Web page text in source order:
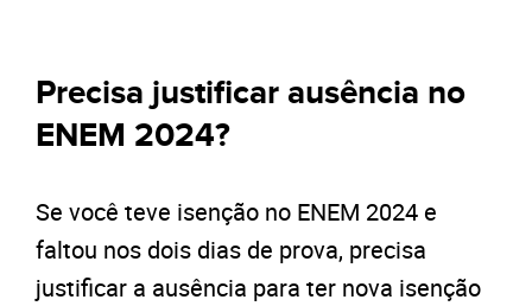
Precisa justificar ausência no
ENEM 2024?
Se você teve isenção no ENEM 2024 e
faltou nos dois dias de prova, precisa
justificar a ausência para ter nova isenção